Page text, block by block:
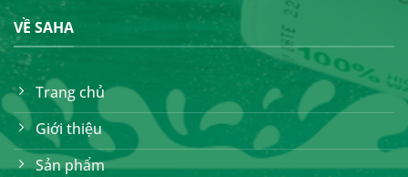
VỀ SAHA
Trang chủ
Giới thiệu
Sản phẩm